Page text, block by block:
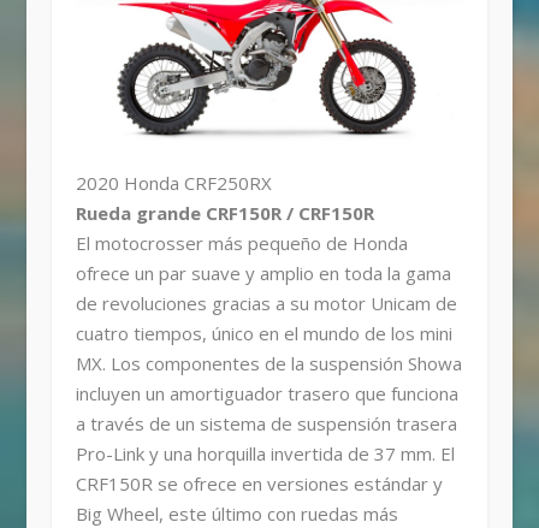
2020 Honda CRF250RX
Rueda grande CRF150R / CRF150R
El motocrosser más pequeño de Honda
ofrece un par suave y amplio en toda la gama
de revoluciones gracias a su motor Unicam de
cuatro tiempos, único en el mundo de los mini
MX. Los componentes de la suspensión Showa
incluyen un amortiguador trasero que funciona
a través de un sistema de suspensión trasera
Pro-Link y una horquilla invertida de 37 mm. El
CRF150R se ofrece en versiones estándar y
Big Wheel, este último con ruedas más